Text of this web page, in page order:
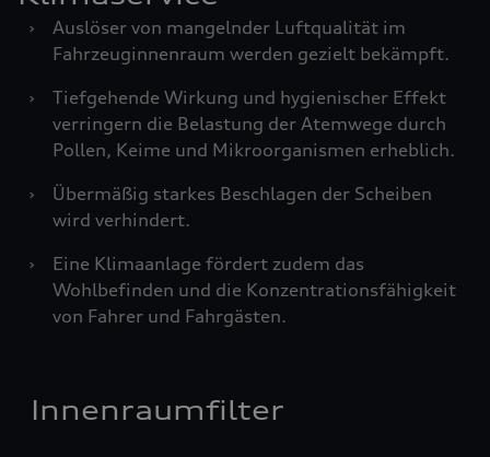
›
Auslöser von mangelnder Luftqualität im
Fahrzeuginnenraum werden gezielt bekämpft.
›
Tiefgehende Wirkung und hygienischer Effekt
verringern die Belastung der Atemwege durch
Pollen, Keime und Mikroorganismen erheblich.
›
Übermäßig starkes Beschlagen der Scheiben
wird verhindert.
›
Eine Klimaanlage fördert zudem das
Wohlbefinden und die Konzentrationsfähigkeit
von Fahrer und Fahrgästen.
Innenraumfilter